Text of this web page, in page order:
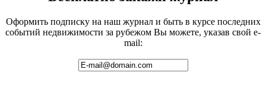
Оформить подписку на наш журнал и быть в курсе последних
событий недвижимости за рубежом Вы можете, указав свой e-
mail: